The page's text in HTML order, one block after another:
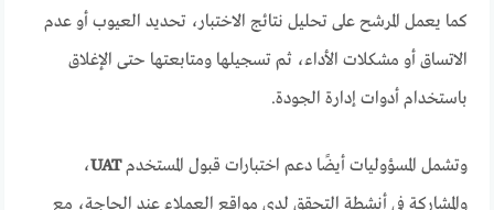
كما يعمل المرشح على تحليل نتائج الاختبار، تحديد العيوب أو عدم
الاتساق أو مشكلات الأداء، ثم تسجيلها ومتابعتها حتى الإغلاق
باستخدام أدوات إدارة الجودة.
وتشمل المسؤوليات أيضًا دعم اختبارات قبول المستخدمUAT،
والمشاركة في أنشطة التحقق لدى مواقع العملاء عند الحاجة، مع